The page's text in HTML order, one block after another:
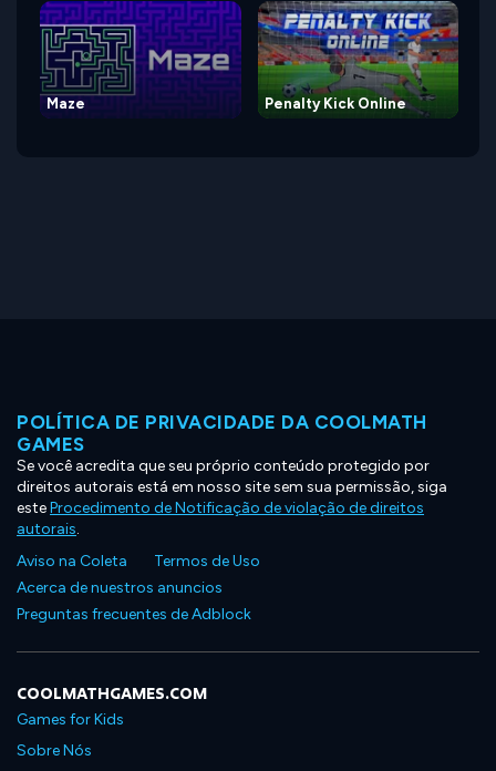
Maze Penalty Kick Online
POLÍTICA DE PRIVACIDADE DA COOLMATH
GAMES
Se você acredita que seu próprio conteúdo protegido por
direitos autorais está em nosso site sem sua permissão, siga
esteProcedimento de Notificação de violação de direitos
autorais.
Aviso na Coleta
Termos de Uso
Acerca de nuestros anuncios
Preguntas frecuentes de Adblock
COOLMATHGAMES.COM
Games for Kids
Sobre Nós